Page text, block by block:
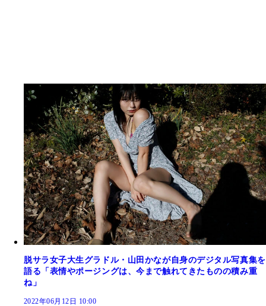
脱サラ女子大生グラドル・山田かなが自身のデジタル写真集を
語る「表情やポージングは、今まで触れてきたものの積み重
ね」
2022年06月12日 10:00